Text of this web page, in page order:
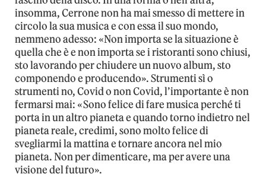
insomma, Cerrone non ha mai smesso di mettere in
circolo la sua musica e con essa il suo mondo,
nemmeno adesso: «Non importa se la situazione è
quella che è e non importa se i ristoranti sono chiusi,
sto lavorando per chiudere un nuovo album, sto
componendo e producendo». Strumenti sì o
strumenti no, Covid o non Covid, l’importante è non
fermarsi mai: «Sono felice di fare musica perché ti
porta in un altro pianeta e quando torno indietro nel
pianeta reale, credimi, sono molto felice di
svegliarmi la mattina e tornare ancora nel mio
pianeta. Non per dimenticare, ma per avere una
visione del futuro».